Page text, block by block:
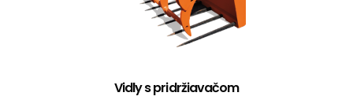
Vidly s pridržiavačom